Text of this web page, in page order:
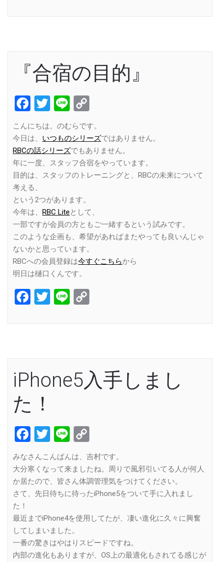
『合宿の目的』
Facebook
Twitter
Line
Link
こんにちは。のむらです。
今日は、 いつものシリーズではありません。
RBCの話シリーズでもありません。
年に一度、スタッフ合宿をやっています。
目的は、スタッフのトレーニングと、RBCの未来について
考える、
という2つがあります。
今年は、 RBC Liteとして、
一部ですが会員の方ともご一緒するという試みです。
このような企画も、希望があればまたやっても良いんじゃ
ないかと思っています。
RBCへの会員登録は今すぐこちらから
明日は樋口くんです。
Facebook
Twitter
Line
iPhone5入手しまし
た！
Facebook
Twitter
Line
Link
みなさんこんばんは、吉村です。
大分寒くなって来ましたね。周りで風邪引いてる人が何人
か居たので、皆さん体調管理気をつけてください。
さて、先日待ちに待ったiPhone5をついて手に入れまし
た！
最近までiPhone4を使用してたが、凄い進化に久々に興奮
してしまいました。
一番の驚きはやはりスピードですね。
内部の進化もありますが、OS上の最適化もされてる感じが